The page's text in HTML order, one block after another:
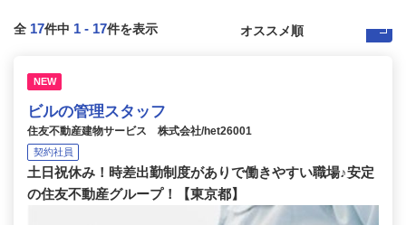
全 17件中 1 - 17件を表示
NEW
ビルの管理スタッフ
住友不動産建物サービス 株式会社/het26001
契約社員
土日祝休み！時差出勤制度がありで働きやすい職場♪安定
の住友不動産グループ！【東京都】